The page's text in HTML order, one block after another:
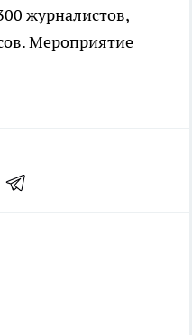
журналистов,
Мероприятие